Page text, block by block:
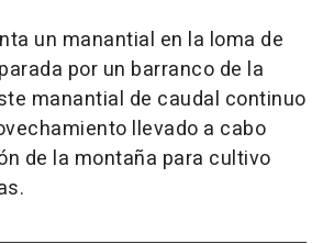
un manantial en la loma de
por un barranco de la
manantial de caudal continuo
llevado a cabo
de la montaña para cultivo